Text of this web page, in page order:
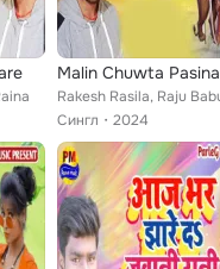
Malin Chuwta Pasina
Сингл
2024